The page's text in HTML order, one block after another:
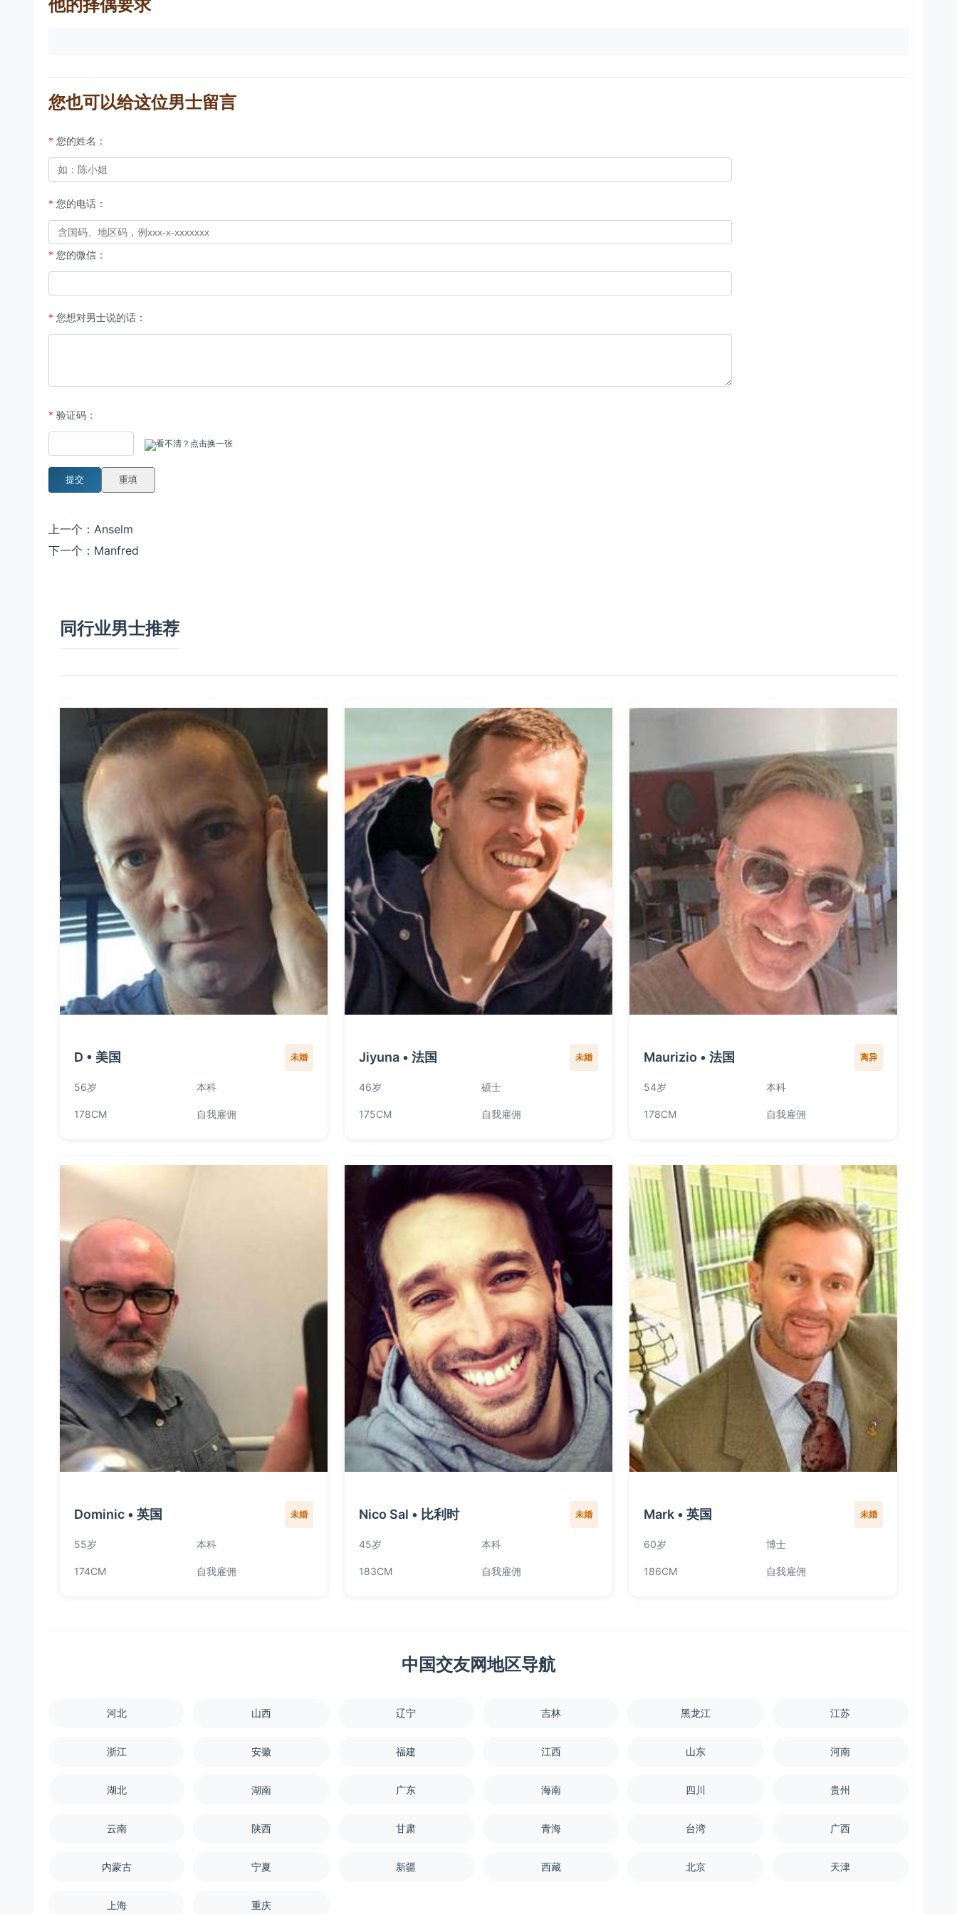
他的择偶要求
您也可以给这位男士留言
* 您的姓名：
* 您的电话：
* 您的微信：
* 您想对男士说的话：
* 验证码：
看不清？点击换一张
提交 重填
上一个： Anselm
下一个： Manfred
同行业男士推荐
D • 美国 未婚
56岁 本科
178CM 自我雇佣
Jiyuna • 法国 未婚
46岁 硕士
175CM 自我雇佣
Maurizio • 法国 离异
54岁 本科
178CM 自我雇佣
Dominic • 英国 未婚
55岁 本科
174CM 自我雇佣
Nico Sal • 比利时 未婚
45岁 本科
183CM 自我雇佣
Mark • 英国 未婚
60岁 博士
186CM 自我雇佣
中国交友网地区导航
河北 山西 辽宁 吉林 黑龙江 江苏
浙江 安徽 福建 江西 山东 河南
湖北 湖南 广东 海南 四川 贵州
云南 陕西 甘肃 青海 台湾 广西
内蒙古 宁夏 新疆 西藏 北京 天津
上海 重庆